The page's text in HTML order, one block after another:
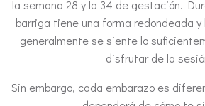
la semana 28 y la 34 de gestación.
barriga tiene una forma redondeada y
generalmente se siente lo
disfrutar de la
Sin embargo, cada embarazo es